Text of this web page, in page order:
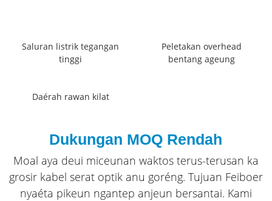
Saluran listrik tegangan
tinggi
Peletakan overhead
bentang ageung
Daérah rawan kilat
Dukungan MOQ Rendah
Moal aya deui miceunan waktos terus-terusan ka
grosir kabel serat optik anu goréng. Tujuan Feiboer
nyaéta pikeun ngantep anjeun bersantai. Kami